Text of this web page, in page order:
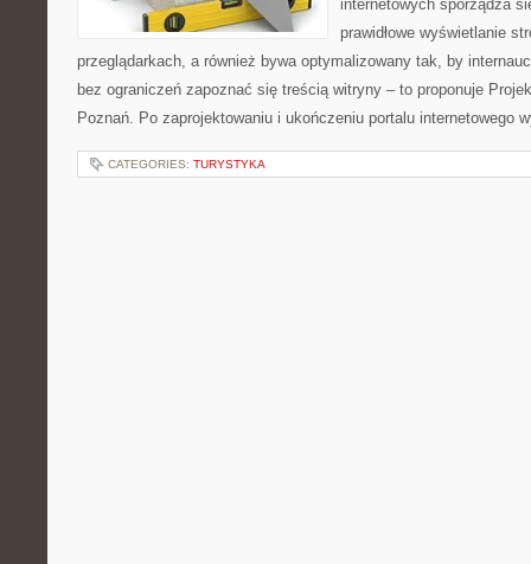
internetowych sporządza
prawidłowe wyświetlanie
przeglądarkach, a również bywa optymalizowany tak, by
bez ograniczeń zapoznać się treścią witryny – to proponuje
Poznań. Po zaprojektowaniu i ukończeniu portalu internetowego
CATEGORIES: TURYSTYKA